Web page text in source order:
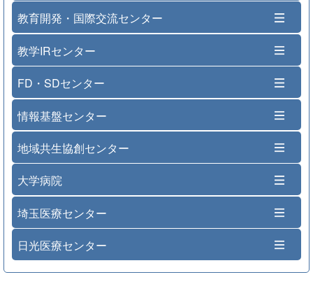
教育開発・国際交流センター
教学IRセンター
FD・SDセンター
情報基盤センター
地域共生協創センター
大学病院
埼玉医療センター
日光医療センター